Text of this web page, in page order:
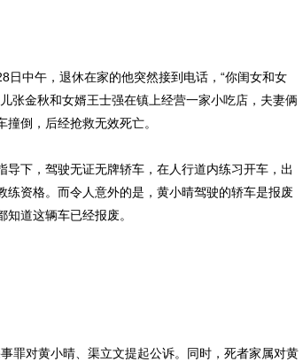
中午，退休在家的他突然接到电话，“你闺女和女
张金秋和女婿王士强在镇上经营一家小吃店，夫妻俩
倒，后经抢救无效死亡。
下，驾驶无证无牌轿车，在人行道内练习开车，出
资格。而令人意外的是，黄小晴驾驶的轿车是报废
道这辆车已经报废。
对黄小晴、渠立文提起公诉。同时，死者家属对黄